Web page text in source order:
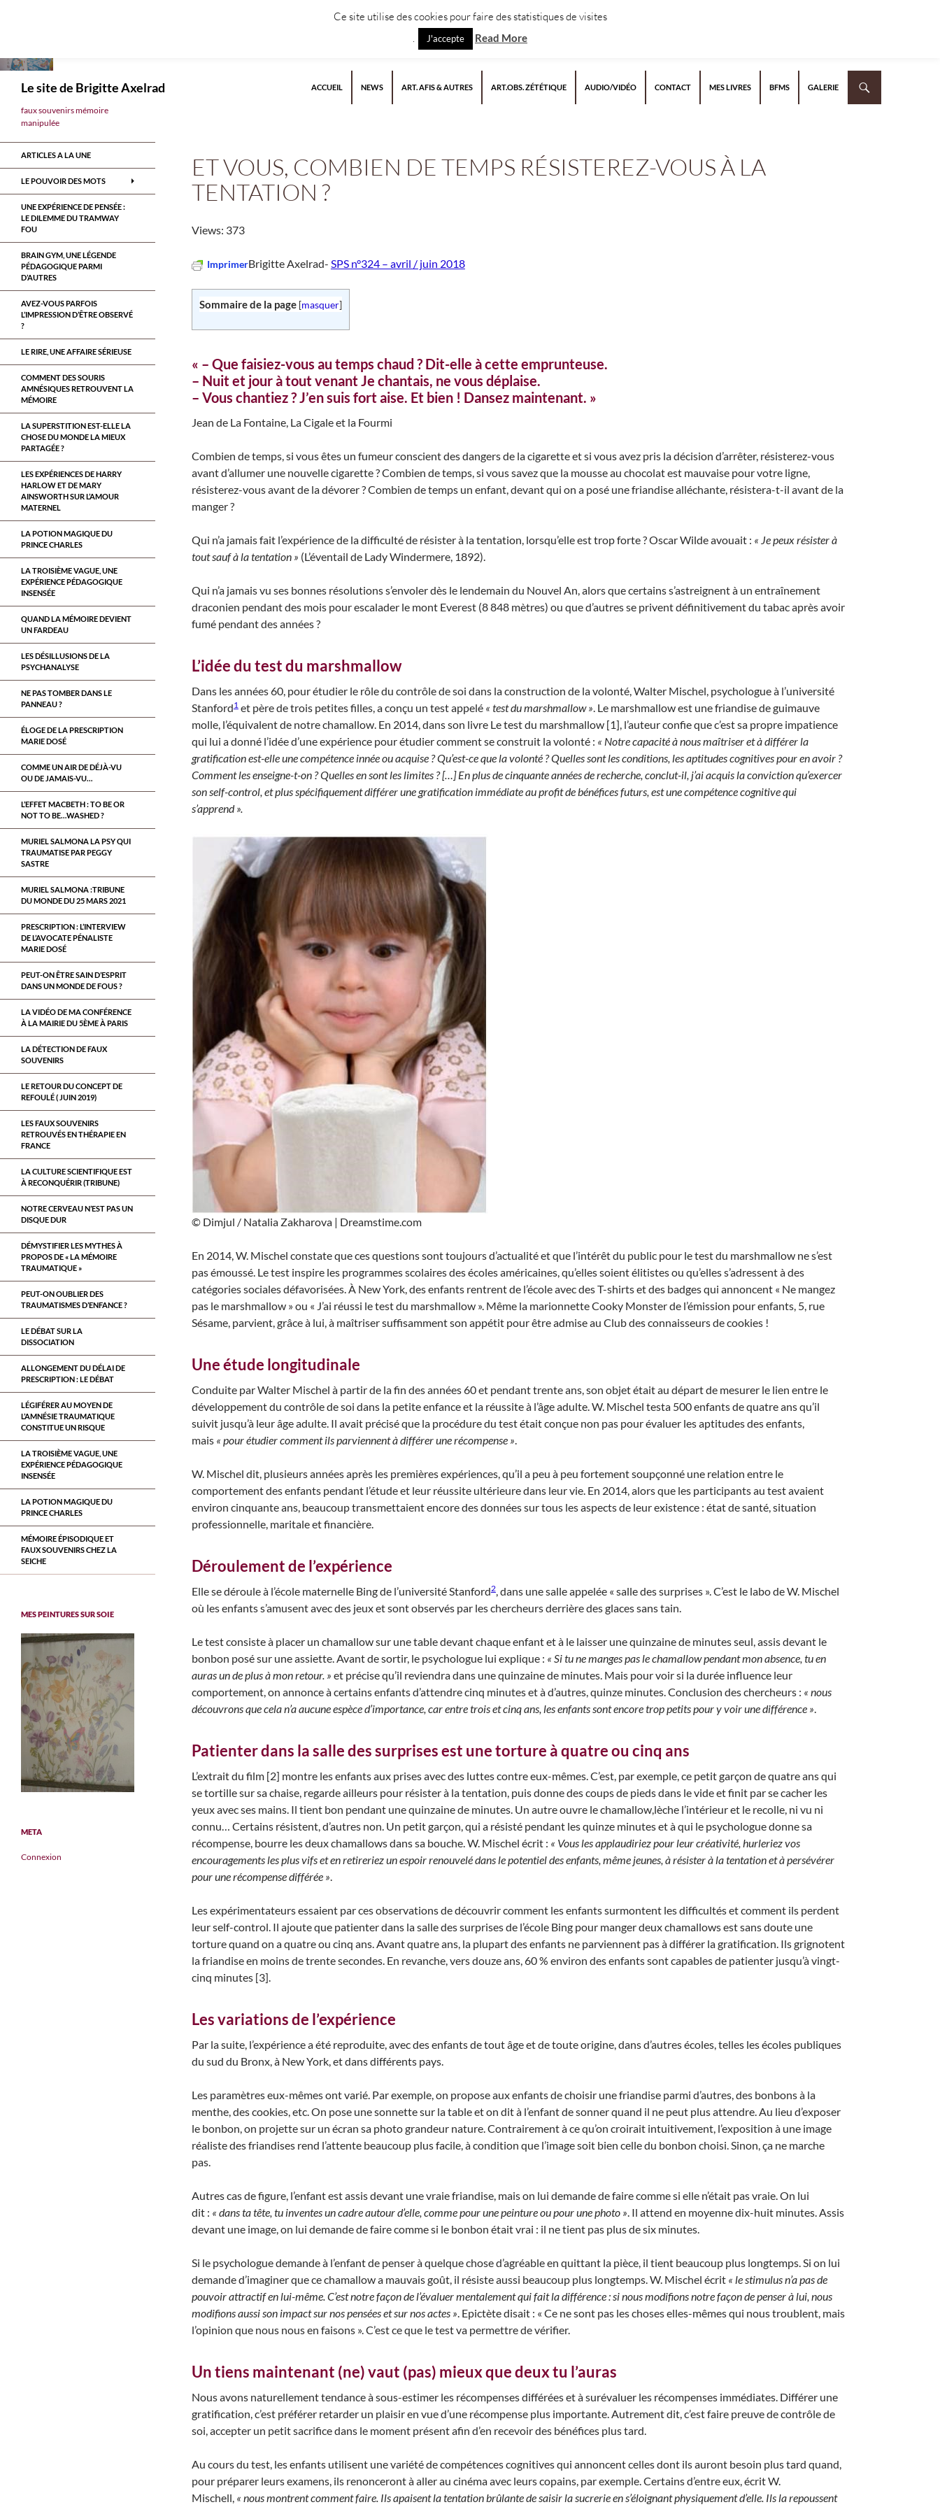
Le site de Brigitte Axelrad ACCUEIL NEWS ART. AFIS & AUTRES ART.OBS. ZÉTÉTIQUE AUDIO/VIDÉO CONTACT MES LIVRES BFMS GALERIE
ET VOUS, COMBIEN DE TEMPS RÉSISTEREZ-VOUS À LA
TENTATION ?
Views: 373
ImprimerBrigitte Axelrad- SPS n°324 – avril / juin 2018
Sommaire de la page [masquer]
« – Que faisiez-vous au temps chaud ? Dit-elle à cette emprunteuse.
– Nuit et jour à tout venant Je chantais, ne vous déplaise.
– Vous chantiez ? J’en suis fort aise. Et bien ! Dansez maintenant. »
Jean de La Fontaine, La Cigale et la Fourmi
Combien de temps, si vous êtes un fumeur conscient des dangers de la cigarette et si vous avez pris la décision d’arrêter, résisterez-vous
avant d’allumer une nouvelle cigarette ? Combien de temps, si vous savez que la mousse au chocolat est mauvaise pour votre ligne,
résisterez-vous avant de la dévorer ? Combien de temps un enfant, devant qui on a posé une friandise alléchante, résistera-t-il avant de la
manger ?
Qui n’a jamais fait l’expérience de la difficulté de résister à la tentation, lorsqu’elle est trop forte ? Oscar Wilde avouait : « Je peux résister à
tout sauf à la tentation » (L’éventail de Lady Windermere, 1892).
Qui n’a jamais vu ses bonnes résolutions s’envoler dès le lendemain du Nouvel An, alors que certains s’astreignent à un entraînement
draconien pendant des mois pour escalader le mont Everest (8 848 mètres) ou que d’autres se privent définitivement du tabac après avoir
fumé pendant des années ?
L’idée du test du marshmallow
Dans les années 60, pour étudier le rôle du contrôle de soi dans la construction de la volonté, Walter Mischel, psychologue à l’université
Stanford1et père de trois petites filles, a conçu un test appelé « test du marshmallow ». Le marshmallow est une friandise de guimauve
molle, l’équivalent de notre chamallow. En 2014, dans son livre Le test du marshmallow [1], l’auteur confie que c’est sa propre impatience
qui lui a donné l’idée d’une expérience pour étudier comment se construit la volonté : « Notre capacité à nous maîtriser et à différer la
gratification est-elle une compétence innée ou acquise ? Qu’est-ce que la volonté ? Quelles sont les conditions, les aptitudes cognitives pour en avoir ?
Comment les enseigne-t-on ? Quelles en sont les limites ? […] En plus de cinquante années de recherche, conclut-il, j’ai acquis la conviction qu’exercer
son self-control, et plus spécifiquement différer une gratification immédiate au profit de bénéfices futurs, est une compétence cognitive qui
s’apprend ».
© Dimjul / Natalia Zakharova | Dreamstime.com
En 2014, W. Mischel constate que ces questions sont toujours d’actualité et que l’intérêt du public pour le test du marshmallow ne s’est
pas émoussé. Le test inspire les programmes scolaires des écoles américaines, qu’elles soient élitistes ou qu’elles s’adressent à des
catégories sociales défavorisées. À New York, des enfants rentrent de l’école avec des T-shirts et des badges qui annoncent « Ne mangez
pas le marshmallow » ou « J’ai réussi le test du marshmallow ». Même la marionnette Cooky Monster de l’émission pour enfants, 5, rue
Sésame, parvient, grâce à lui, à maîtriser suffisamment son appétit pour être admise au Club des connaisseurs de cookies !
Une étude longitudinale
Conduite par Walter Mischel à partir de la fin des années 60 et pendant trente ans, son objet était au départ de mesurer le lien entre le
développement du contrôle de soi dans la petite enfance et la réussite à l’âge adulte. W. Mischel testa 500 enfants de quatre ans qu’il
suivit jusqu’à leur âge adulte. Il avait précisé que la procédure du test était conçue non pas pour évaluer les aptitudes des enfants,
mais « pour étudier comment ils parviennent à différer une récompense ».
W. Mischel dit, plusieurs années après les premières expériences, qu’il a peu à peu fortement soupçonné une relation entre le
comportement des enfants pendant l’étude et leur réussite ultérieure dans leur vie. En 2014, alors que les participants au test avaient
environ cinquante ans, beaucoup transmettaient encore des données sur tous les aspects de leur existence : état de santé, situation
professionnelle, maritale et financière.
Déroulement de l’expérience
Elle se déroule à l’école maternelle Bing de l’université Stanford2, dans une salle appelée « salle des surprises ». C’est le labo de W. Mischel
où les enfants s’amusent avec des jeux et sont observés par les chercheurs derrière des glaces sans tain.
Le test consiste à placer un chamallow sur une table devant chaque enfant et à le laisser une quinzaine de minutes seul, assis devant le
bonbon posé sur une assiette. Avant de sortir, le psychologue lui explique : « Si tu ne manges pas le chamallow pendant mon absence, tu en
auras un de plus à mon retour. » et précise qu’il reviendra dans une quinzaine de minutes. Mais pour voir si la durée influence leur
comportement, on annonce à certains enfants d’attendre cinq minutes et à d’autres, quinze minutes. Conclusion des chercheurs : « nous
découvrons que cela n’a aucune espèce d’importance, car entre trois et cinq ans, les enfants sont encore trop petits pour y voir une différence ».
Patienter dans la salle des surprises est une torture à quatre ou cinq ans
L’extrait du film [2] montre les enfants aux prises avec des luttes contre eux-mêmes. C’est, par exemple, ce petit garçon de quatre ans qui
se tortille sur sa chaise, regarde ailleurs pour résister à la tentation, puis donne des coups de pieds dans le vide et finit par se cacher les
yeux avec ses mains. Il tient bon pendant une quinzaine de minutes. Un autre ouvre le chamallow,lèche l’intérieur et le recolle, ni vu ni
connu… Certains résistent, d’autres non. Un petit garçon, qui a résisté pendant les quinze minutes et à qui le psychologue donne sa
récompense, bourre les deux chamallows dans sa bouche. W. Mischel écrit : « Vous les applaudiriez pour leur créativité, hurleriez vos
encouragements les plus vifs et en retireriez un espoir renouvelé dans le potentiel des enfants, même jeunes, à résister à la tentation et à persévérer
pour une récompense différée ».
Les expérimentateurs essaient par ces observations de découvrir comment les enfants surmontent les difficultés et comment ils perdent
leur self-control. Il ajoute que patienter dans la salle des surprises de l’école Bing pour manger deux chamallows est sans doute une
torture quand on a quatre ou cinq ans. Avant quatre ans, la plupart des enfants ne parviennent pas à différer la gratification. Ils grignotent
la friandise en moins de trente secondes. En revanche, vers douze ans, 60 % environ des enfants sont capables de patienter jusqu’à vingt-
cinq minutes [3].
Les variations de l’expérience
Par la suite, l’expérience a été reproduite, avec des enfants de tout âge et de toute origine, dans d’autres écoles, telles les écoles publiques
du sud du Bronx, à New York, et dans différents pays.
Les paramètres eux-mêmes ont varié. Par exemple, on propose aux enfants de choisir une friandise parmi d’autres, des bonbons à la
menthe, des cookies, etc. On pose une sonnette sur la table et on dit à l’enfant de sonner quand il ne peut plus attendre. Au lieu d’exposer
le bonbon, on projette sur un écran sa photo grandeur nature. Contrairement à ce qu’on croirait intuitivement, l’exposition à une image
réaliste des friandises rend l’attente beaucoup plus facile, à condition que l’image soit bien celle du bonbon choisi. Sinon, ça ne marche
pas.
Autres cas de figure, l’enfant est assis devant une vraie friandise, mais on lui demande de faire comme si elle n’était pas vraie. On lui
dit : « dans ta tête, tu inventes un cadre autour d’elle, comme pour une peinture ou pour une photo ». Il attend en moyenne dix-huit minutes. Assis
devant une image, on lui demande de faire comme si le bonbon était vrai : il ne tient pas plus de six minutes.
Si le psychologue demande à l’enfant de penser à quelque chose d’agréable en quittant la pièce, il tient beaucoup plus longtemps. Si on lui
demande d’imaginer que ce chamallow a mauvais goût, il résiste aussi beaucoup plus longtemps. W. Mischel écrit « le stimulus n’a pas de
pouvoir attractif en lui-même. C’est notre façon de l’évaluer mentalement qui fait la différence : si nous modifions notre façon de penser à lui, nous
modifions aussi son impact sur nos pensées et sur nos actes ». Epictète disait : « Ce ne sont pas les choses elles-mêmes qui nous troublent, mais
l’opinion que nous nous en faisons ». C’est ce que le test va permettre de vérifier.
Un tiens maintenant (ne) vaut (pas) mieux que deux tu l’auras
Nous avons naturellement tendance à sous-estimer les récompenses différées et à surévaluer les récompenses immédiates. Différer une
gratification, c’est préférer retarder un plaisir en vue d’une récompense plus importante. Autrement dit, c’est faire preuve de contrôle de
soi, accepter un petit sacrifice dans le moment présent afin d’en recevoir des bénéfices plus tard.
Au cours du test, les enfants utilisent une variété de compétences cognitives qui annoncent celles dont ils auront besoin plus tard quand,
pour préparer leurs examens, ils renonceront à aller au cinéma avec leurs copains, par exemple. Certains d’entre eux, écrit W.
Mischell, « nous montrent comment faire. Ils apaisent la tentation brûlante de saisir la sucrerie en s’éloignant physiquement d’elle. Ils la repoussent
faux souvenirs mémoire
manipulée
ARTICLES A LA UNE
LE POUVOIR DES MOTS
UNE EXPÉRIENCE DE PENSÉE :
LE DILEMME DU TRAMWAY
FOU
BRAIN GYM, UNE LÉGENDE
PÉDAGOGIQUE PARMI
D’AUTRES
AVEZ-VOUS PARFOIS
L’IMPRESSION D’ÊTRE OBSERVÉ
?
LE RIRE, UNE AFFAIRE SÉRIEUSE
COMMENT DES SOURIS
AMNÉSIQUES RETROUVENT LA
MÉMOIRE
LA SUPERSTITION EST-ELLE LA
CHOSE DU MONDE LA MIEUX
PARTAGÉE ?
LES EXPÉRIENCES DE HARRY
HARLOW ET DE MARY
AINSWORTH SUR L’AMOUR
MATERNEL
LA POTION MAGIQUE DU
PRINCE CHARLES
LA TROISIÈME VAGUE, UNE
EXPÉRIENCE PÉDAGOGIQUE
INSENSÉE
QUAND LA MÉMOIRE DEVIENT
UN FARDEAU
LES DÉSILLUSIONS DE LA
PSYCHANALYSE
NE PAS TOMBER DANS LE
PANNEAU ?
ÉLOGE DE LA PRESCRIPTION
MARIE DOSÉ
COMME UN AIR DE DÉJÀ-VU
OU DE JAMAIS-VU…
L’EFFET MACBETH : TO BE OR
NOT TO BE…WASHED ?
MURIEL SALMONA LA PSY QUI
TRAUMATISE PAR PEGGY
SASTRE
MURIEL SALMONA :TRIBUNE
DU MONDE DU 25 MARS 2021
PRESCRIPTION : L’INTERVIEW
DE L’AVOCATE PÉNALISTE
MARIE DOSÉ
PEUT-ON ÊTRE SAIN D’ESPRIT
DANS UN MONDE DE FOUS ?
LA VIDÉO DE MA CONFÉRENCE
À LA MAIRIE DU 5ÈME À PARIS
LA DÉTECTION DE FAUX
SOUVENIRS
LE RETOUR DU CONCEPT DE
REFOULÉ ( JUIN 2019)
LES FAUX SOUVENIRS
RETROUVÉS EN THÉRAPIE EN
FRANCE
LA CULTURE SCIENTIFIQUE EST
À RECONQUÉRIR (TRIBUNE)
NOTRE CERVEAU N’EST PAS UN
DISQUE DUR
DÉMYSTIFIER LES MYTHES À
PROPOS DE « LA MÉMOIRE
TRAUMATIQUE »
PEUT-ON OUBLIER DES
TRAUMATISMES D’ENFANCE ?
LE DÉBAT SUR LA
DISSOCIATION
ALLONGEMENT DU DÉLAI DE
PRESCRIPTION : LE DÉBAT
LÉGIFÉRER AU MOYEN DE
L’AMNÉSIE TRAUMATIQUE
CONSTITUE UN RISQUE
LA TROISIÈME VAGUE, UNE
EXPÉRIENCE PÉDAGOGIQUE
INSENSÉE
LA POTION MAGIQUE DU
PRINCE CHARLES
MÉMOIRE ÉPISODIQUE ET
FAUX SOUVENIRS CHEZ LA
SEICHE
MES PEINTURES SUR SOIE
META
Connexion
Ce site utilise des cookies pour faire des statistiques de visites
.
J'accepte Read More